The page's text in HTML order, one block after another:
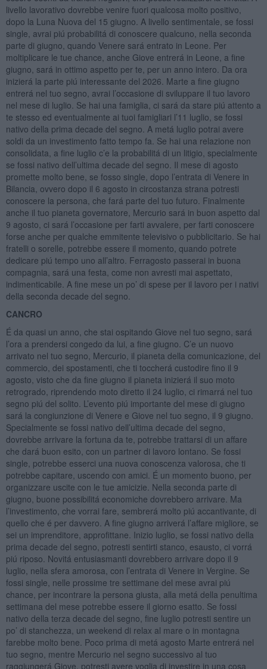
livello lavorativo dovrebbe venire fuori qualcosa molto positivo,
dopo la Luna Nuova del 15 giugno. A livello sentimentale, se fossi
single, avrai piú probabilitá di conoscere qualcuno, nella seconda
parte di giugno, quando Venere sará entrato in Leone. Per
moltiplicare le tue chance, anche Giove entrerá in Leone, a fine
giugno, sará in ottimo aspetto per te, per un anno intero. Da ora
inizierá la parte piú interessante del 2026. Marte a fine giugno
entrerá nel tuo segno, avrai l’occasione di sviluppare il tuo lavoro
nel mese di luglio. Se hai una famiglia, ci sará da stare piú attento a
te stesso ed eventualmente ai tuoi famigliari l’11 luglio, se fossi
nativo della prima decade del segno. A metá luglio potrai avere
soldi da un investimento fatto tempo fa. Se hai una relazione non
consolidata, a fine luglio c’e la probabilitá di un litigio, specialmente
se fossi nativo dell’ultima decade del segno. Il mese di agosto
promette molto bene, se fosso single, dopo l’entrata di Venere in
Bilancia, ovvero dopo il 6 agosto in circostanza strana potresti
conoscere la persona, che fará parte del tuo futuro. Finalmente
anche il tuo pianeta governatore, Mercurio sará in buon aspetto dal
9 agosto, ci sará l’occasione per farti avvalere, per farti conoscere
forse anche per qualche emmitente televisivo o pubblicitario. Se hai
fratelli o sorelle, potrebbe essere il momento, quando potrete
dedicare piú tempo uno all’altro. Ferragosto passerai in buona
compagnia, sará una festa, come non avresti mai aspettato,
indimenticabile. A fine mese un po’ di spese per il lavoro per i nativi
della seconda decade del segno.
CANCRO
É da quasi un anno, che stai ospitando Giove nel tuo segno, sará
l’ora a prendersi congedo da lui, a fine giugno. C’e un nuovo
arrivato nel tuo segno, Mercurio, il pianeta della comunicazione, del
commercio, dei spostamenti, che ti toccherá custodire fino il 9
agosto, visto che da fine giugno il pianeta inizierá il suo moto
retrogrado, riprendendo moto diretto il 24 luglio, ci rimarrá nel tuo
segno piú del solito. L’evento piú importante del mese di giugno
sará la congiunzione di Venere e Giove nel tuo segno, il 9 giugno.
Specialmente se fossi nativo dell’ultima decade del segno,
dovrebbe arrivare la fortuna da te, potrebbe trattarsi di un affare
che dará buon esito, con un partner di lavoro lontano. Se fossi
single, potrebbe esserci una nuova conoscenza valorosa, che ti
potrebbe capitare, uscendo con amici. É un momento buono, per
organizzare uscite con le tue amicizie. Nella seconda parte di
giugno, buone possibilitá economiche dovrebbero arrivare. Ma
l’investimento, che vorrai fare, sembrerá molto piú accantivante, di
quello che é per davvero. A fine giugno arriverá l’affare migliore, se
sei un imprenditore, approfittane. Inizio luglio, se fossi nativo della
prima decade del segno, potresti sentirti stanco, esausto, ci vorrá
piú riposo. Novitá entusiasmanti dovrebbero arrivare dopo il 9
luglio, nella sfera amorosa, con l’entrata di Venere in Vergine. Se
fossi single, nelle prossime tre settimane del mese avrai piú
chance, per incontrare la persona giusta, alla metá della penultima
settimana del mese potrebbe essere il giorno esatto. Se fossi
nativo della terza decade del segno, fine luglio potresti sentire un
po’ di stanchezza, un weekend di relax al mare o in montagna
farebbe molto bene. Poco prima di metá agosto Marte entrerá nel
tuo segno, mentre Mercurio nel segno successivo al tuo
raggiungerá Giove, potresti avere voglia di investire in una cosa